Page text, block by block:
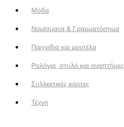
Μόδα
Νομίσματα & Γραμματόσημα
Παιχνίδια και μοντέλα
Ρολόγια, στυλό και αναπτήρες
Συλλεκτικές κάρτες
Τέχνη